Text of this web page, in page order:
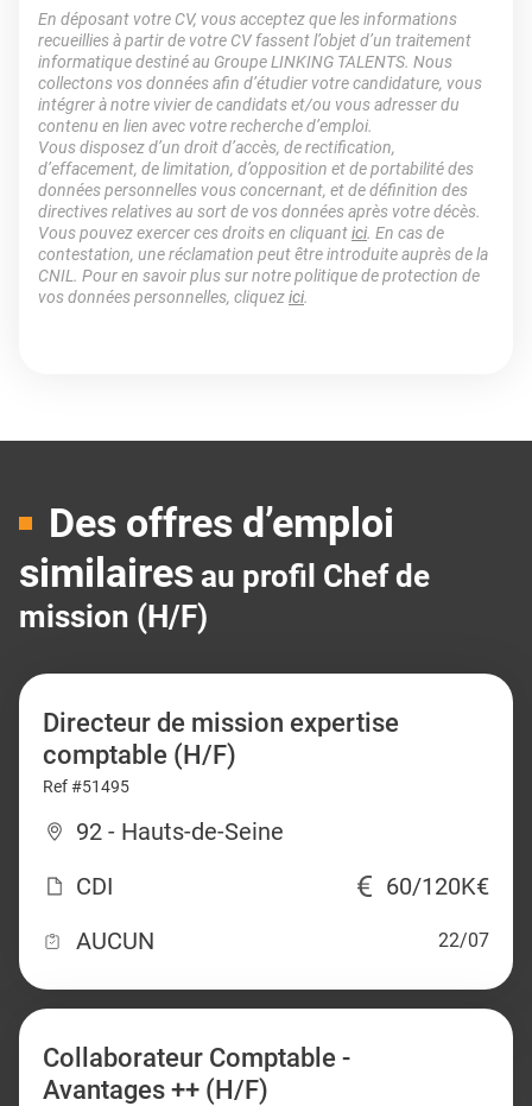
En déposant votre CV, vous acceptez que les informations
recueillies à partir de votre CV fassent l’objet d’un traitement
informatique destiné au Groupe LINKING TALENTS. Nous
collectons vos données afin d’étudier votre candidature, vous
intégrer à notre vivier de candidats et/ou vous adresser du
contenu en lien avec votre recherche d’emploi.
Vous disposez d’un droit d’accès, de rectification,
d’effacement, de limitation, d’opposition et de portabilité des
données personnelles vous concernant, et de définition des
directives relatives au sort de vos données après votre décès.
Vous pouvez exercer ces droits en cliquantici. En cas de
contestation, une réclamation peut être introduite auprès de la
CNIL. Pour en savoir plus sur notre politique de protection de
vos données personnelles, cliquezici.
Des offres d’emploi
similaires au profil Chef de
mission (H/F)
Directeur de mission expertise
comptable (H/F)
Ref #51495
92 - Hauts-de-Seine
CDI
60/120K€
AUCUN
22/07
Collaborateur Comptable -
Avantages ++ (H/F)